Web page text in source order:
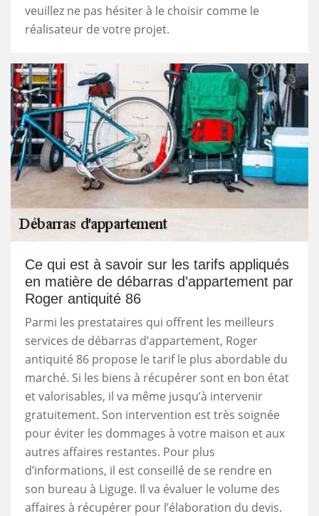
veuillez ne pas hésiter à le choisir comme le
réalisateur de votre projet.
Ce qui est à savoir sur les tarifs appliqués
en matière de débarras d’appartement par
Roger antiquité 86
Parmi les prestataires qui offrent les meilleurs
services de débarras d’appartement, Roger
antiquité 86 propose le tarif le plus abordable du
marché. Si les biens à récupérer sont en bon état
et valorisables, il va même jusqu’à intervenir
gratuitement. Son intervention est très soignée
pour éviter les dommages à votre maison et aux
autres affaires restantes. Pour plus
d’informations, il est conseillé de se rendre en
son bureau à Liguge. Il va évaluer le volume des
affaires à récupérer pour l’élaboration du devis.